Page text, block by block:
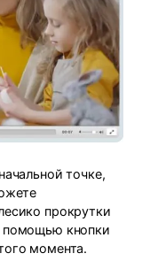
точке,
прокрутки
помощью кнопки
момента.